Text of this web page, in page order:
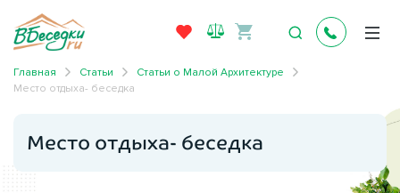
Главная Статьи
Статьи о Малой Архитектуре
Место отдыха- беседка
Место отдыха- беседка